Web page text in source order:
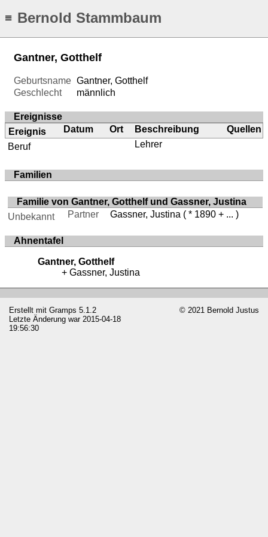
≡ Bernold Stammbaum
Gantner, Gotthelf
Geburtsname Gantner, Gotthelf
Geschlecht
männlich
Ereignisse
Ereignis
Datum Ort Beschreibung
Quellen
Beruf
Lehrer
Familien
Familie von Gantner, Gotthelf und Gassner, Justina
Unbekannt
Partner Gassner, Justina ( * 1890 + ... )
Ahnentafel
Gantner, Gotthelf
Gassner, Justina
Erstellt mit Gramps 5.1.2
Letzte Änderung war 2015-04-18
19:56:30
© 2021 Bernold Justus